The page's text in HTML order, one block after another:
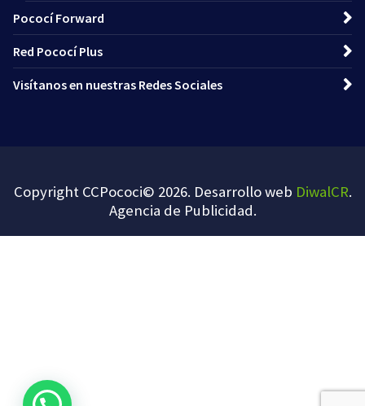
Pococí Forward
Red Pococí Plus
Visítanos en nuestras Redes Sociales
Copyright CCPococi© 2026. Desarrollo web DiwalCR.
Agencia de Publicidad.